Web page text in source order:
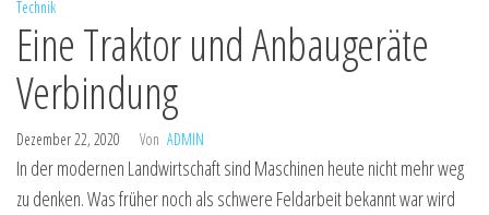
Technik
Eine Traktor und Anbaugeräte
Verbindung
Dezember 22, 2020 Von ADMIN
In der modernen Landwirtschaft sind Maschinen heute nicht mehr weg
zu denken. Was früher noch als schwere Feldarbeit bekannt war wird